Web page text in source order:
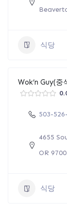
식당
Wok’n Guy(중
503-
4655
OR
식당